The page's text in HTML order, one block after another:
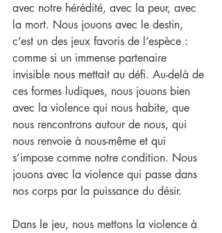
avec notre hérédité, avec la peur, avec
la mort. Nous jouons avec le destin,
c’est un des jeux favoris de l’espèce :
comme si un immense partenaire
invisible nous mettait au défi. Au-delà de
ces formes ludiques, nous jouons bien
avec la violence qui nous habite, que
nous rencontrons autour de nous, qui
nous renvoie à nous-même et qui
s’impose comme notre condition. Nous
jouons avec la violence qui passe dans
nos corps par la puissance du désir.
Dans le jeu, nous mettons la violence à